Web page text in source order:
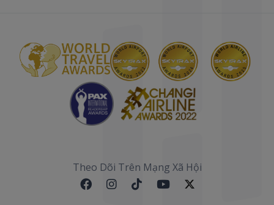
Theo Dõi Trên Mạng Xã Hội